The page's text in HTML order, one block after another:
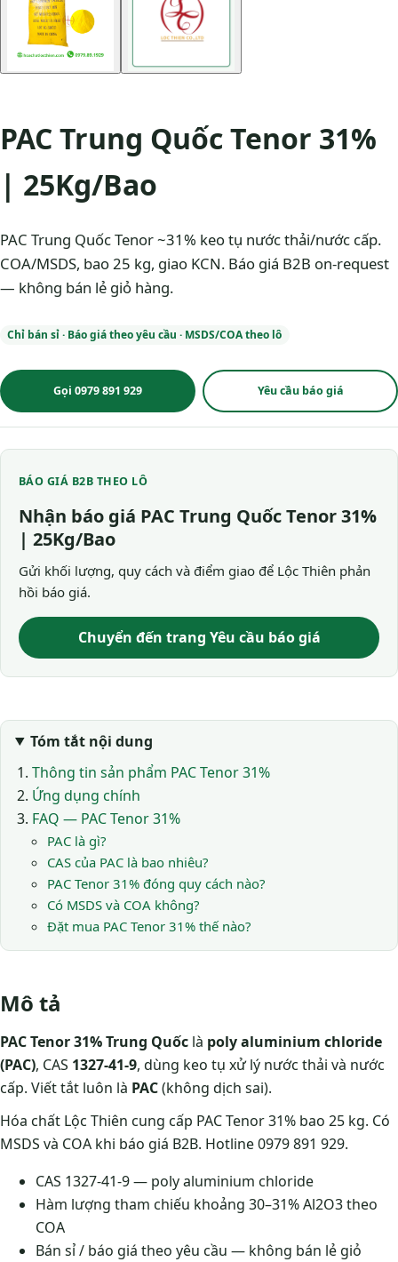
PAC Trung Quốc Tenor 31%
| 25Kg/Bao
PAC Trung Quốc Tenor ~31% keo tụ nước thải/nước cấp.
COA/MSDS, bao 25 kg, giao KCN. Báo giá B2B on-request
— không bán lẻ giỏ hàng.
Chỉ bán sỉ · Báo giá theo yêu cầu · MSDS/COA theo lô
Gọi 0979 891 929 Yêu cầu báo giá
Tóm tắt nội dung
Thông tin sản phẩm PAC Tenor 31%
Ứng dụng chính
FAQ — PAC Tenor 31%
PAC là gì?
CAS của PAC là bao nhiêu?
PAC Tenor 31% đóng quy cách nào?
Có MSDS và COA không?
Đặt mua PAC Tenor 31% thế nào?
Mô tả
PAC Tenor 31% Trung Quốc là poly aluminium chloride
(PAC), CAS 1327-41-9, dùng keo tụ xử lý nước thải và nước
cấp. Viết tắt luôn là PAC(không dịch sai).
Hóa chất Lộc Thiên cung cấp PAC Tenor 31% bao 25 kg. Có
MSDS và COA khi báo giá B2B. Hotline 0979 891 929.
CAS 1327-41-9 — poly aluminium chloride
Hàm lượng tham chiếu khoảng 30–31% Al2O3 theo
COA
Bán sỉ / báo giá theo yêu cầu — không bán lẻ giỏ
BÁO GIÁ B2B THEO LÔ
Nhận báo giá PAC Trung Quốc Tenor 31%
| 25Kg/Bao
Gửi khối lượng, quy cách và điểm giao để Lộc Thiên phản
hồi báo giá.
Chuyển đến trang Yêu cầu báo giá